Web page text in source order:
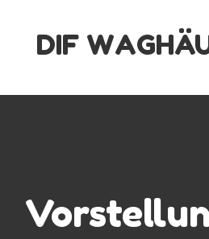
DIF